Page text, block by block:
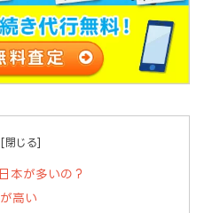
本が多いの？
高い